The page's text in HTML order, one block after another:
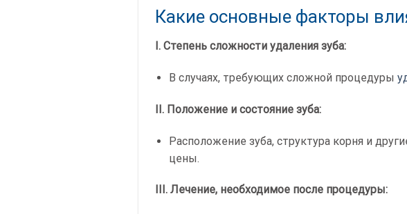
Какие основные факторы
I. Степень сложности удаления зуба:
В случаях, требующих сложной процедуры
II. Положение и состояние зуба:
Расположение зуба, структура корня и
цены.
III. Лечение, необходимое после процедуры: